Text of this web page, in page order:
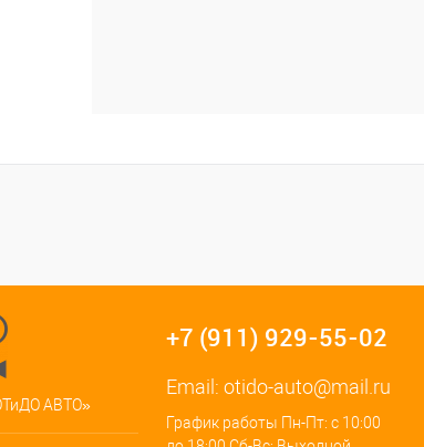
АВТО»
+7 (911) 929-55-02
Email: otido-auto@mail.ru
График работы Пн-Пт: с 10:00